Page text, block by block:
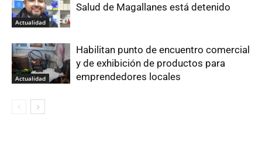
Actualidad
Salud de Magallanes está detenido
Actualidad
Habilitan punto de encuentro comercial
y de exhibición de productos para
emprendedores locales